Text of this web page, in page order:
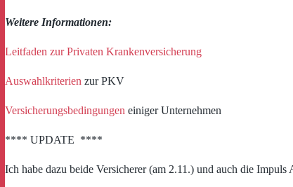
Weitere Informationen:
Leitfaden zur Privaten Krankenversicherung
Auswahlkriterien zur PKV
Versicherungsbedingungen einiger Unternehmen
**** UPDATE ****
Ich habe dazu beide Versicherer (am 2.11.) und auch die